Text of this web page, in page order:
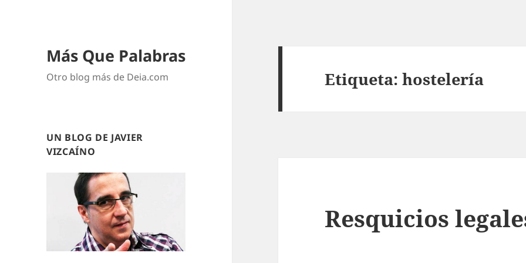
Más Que Palabras
Otro blog más de Deia.com
UN BLOG DE JAVIER
VIZCAÍNO
Etiqueta:hostelería
Resquicios